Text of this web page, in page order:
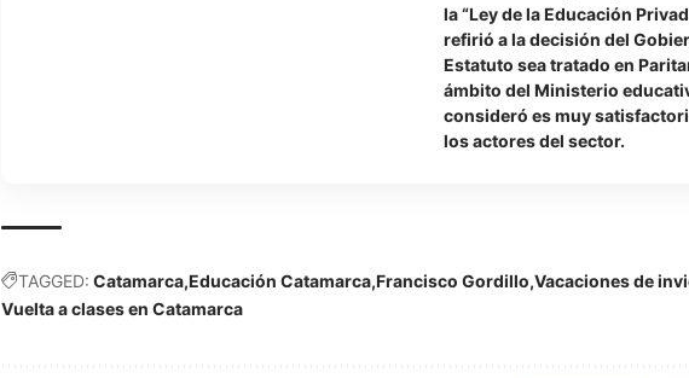
la “Ley de la Educación
refirió a la decisión del
Estatuto sea tratado en
ámbito del Ministerio
consideró es muy
los actores del sector.
TAGGED: Catamarca Educación Catamarca Francisco Gordillo Vacaciones de
Vuelta a clases en Catamarca